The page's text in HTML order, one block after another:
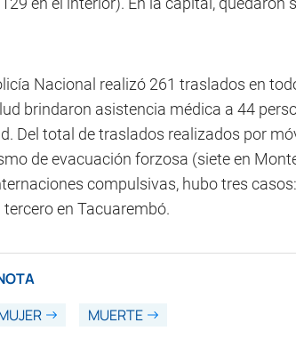
Nacional realizó 261 traslados en
brindaron asistencia médica a 44
Del total de traslados realizados por
de evacuación forzosa (siete en
compulsivas, hubo tres
en Tacuarembó.
MUERTE